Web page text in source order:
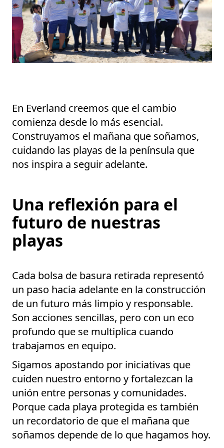
En Everland creemos que el cambio
comienza desde lo más esencial.
Construyamos el mañana que soñamos,
cuidando las playas de la península que
nos inspira a seguir adelante.
Una reflexión para el
futuro de nuestras
playas
Cada bolsa de basura retirada representó
un paso hacia adelante en la construcción
de un futuro más limpio y responsable.
Son acciones sencillas, pero con un eco
profundo que se multiplica cuando
trabajamos en equipo.
Sigamos apostando por iniciativas que
cuiden nuestro entorno y fortalezcan la
unión entre personas y comunidades.
Porque cada playa protegida es también
un recordatorio de que el mañana que
soñamos depende de lo que hagamos hoy.